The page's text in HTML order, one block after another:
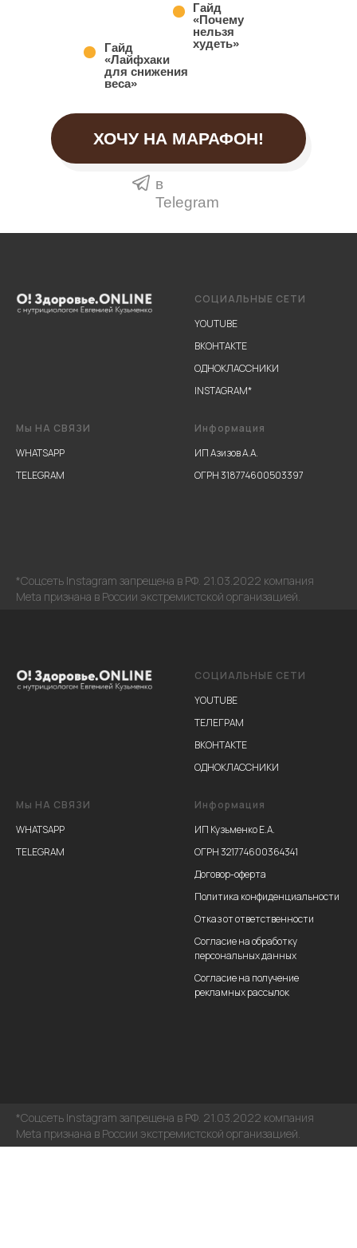
Гайд
«Почему
нельзя
худеть»
Гайд
«Лайфхаки
для снижения
веса»
ХОЧУ НА МАРАФОН!
в
Telegram
СОЦИАЛЬНЫЕ СЕТИ
YOUTUBE
ВКОНТАКТЕ
ОДНОКЛАССНИКИ
INSTAGRAM*
Мы НА СВЯЗИ
WHATSAPP
TELEGRAM
Информация
ИП Азизов А.А.
ОГРН 318774600503397
*Соцсеть Instagram запрещена в РФ. 21.03.2022 компания
Meta признана в России экстремистской организацией.
СОЦИАЛЬНЫЕ СЕТИ
YOUTUBE
ТЕЛЕГРАМ
ВКОНТАКТЕ
ОДНОКЛАССНИКИ
Мы НА СВЯЗИ
WHATSAPP
TELEGRAM
Информация
ИП Кузьменко Е.А.
ОГРН 321774600364341
Договор-оферта
Политика конфиденциальности
Отказ от ответственности
Согласие на обработку
персональных данных
Согласие на получение
рекламных рассылок
*Соцсеть Instagram запрещена в РФ. 21.03.2022 компания
Meta признана в России экстремистской организацией.